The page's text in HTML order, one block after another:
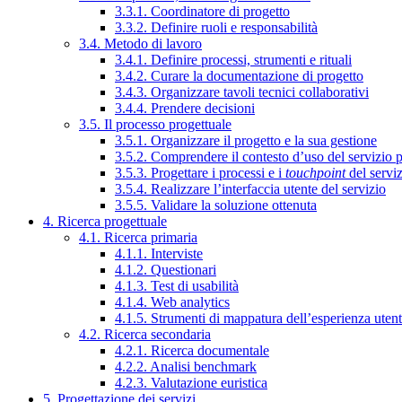
3.3.1. Coordinatore di progetto
3.3.2. Definire ruoli e responsabilità
3.4. Metodo di lavoro
3.4.1. Definire processi, strumenti e rituali
3.4.2. Curare la documentazione di progetto
3.4.3. Organizzare tavoli tecnici collaborativi
3.4.4. Prendere decisioni
3.5. Il processo progettuale
3.5.1. Organizzare il progetto e la sua gestione
3.5.2. Comprendere il contesto d’uso del servizio
3.5.3. Progettare i processi e i touchpointdel
3.5.4. Realizzare l’interfaccia utente del servizio
3.5.5. Validare la soluzione ottenuta
4. Ricerca progettuale
4.1. Ricerca primaria
4.1.1. Interviste
4.1.2. Questionari
4.1.3. Test di usabilità
4.1.4. Web analytics
4.1.5. Strumenti di mappatura dell’esperienza
4.2. Ricerca secondaria
4.2.1. Ricerca documentale
4.2.2. Analisi benchmark
4.2.3. Valutazione euristica
5. Progettazione dei servizi